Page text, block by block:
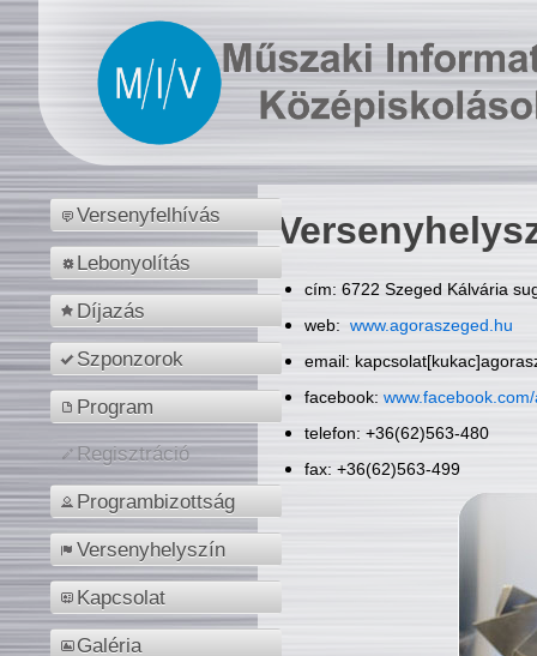
Versenyfelhívás
Lebonyolítás
Díjazás
Szponzorok
Program
Regisztráció
Programbizottság
Versenyhelyszín
Kapcsolat
Galéria
cím: 6722 Szeged Kálvária
web: www.agoraszeged.hu
email:
facebook:
telefon: +36(62)563-480
fax: +36(62)563-499